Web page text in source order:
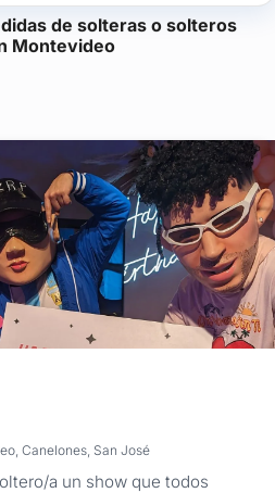
de solteras o solteros
Montevideo
Canelones, San José
a un show que todos
y despedidas de solteros